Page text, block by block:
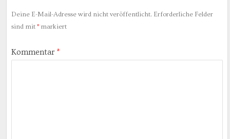
Deine E-Mail-Adresse wird nicht veröffentlicht. Erforderliche Felder
sind mit *markiert
Kommentar *